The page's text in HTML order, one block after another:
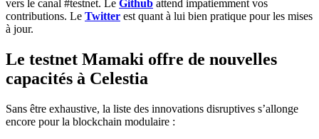
vers le canal #testnet. Le Github attend impatiemment vos
contributions. Le Twitter est quant à lui bien pratique pour les mises
à jour.
Le testnet Mamaki offre de nouvelles
capacités à Celestia
Sans être exhaustive, la liste des innovations disruptives s’allonge
encore pour la blockchain modulaire :